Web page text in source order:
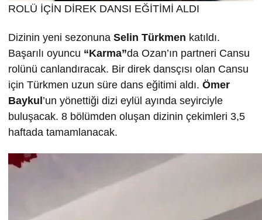
ROLÜ İÇİN DİREK DANSI EĞİTİMİ ALDI
Dizinin yeni sezonuna Selin Türkmen katıldı.
Başarılı oyuncu “Karma”da Ozan’ın partneri Cansu
rolünü canlandıracak. Bir direk dansçısı olan Cansu
için Türkmen uzun süre dans eğitimi aldı. Ömer
Baykul ’un yönettiği dizi eylül ayında seyirciyle
buluşacak. 8 bölümden oluşan dizinin çekimleri 3,5
haftada tamamlanacak.